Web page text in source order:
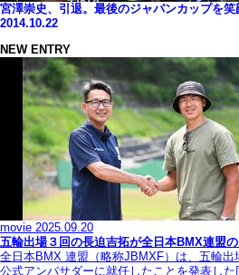
宮澤崇史、引退。最後のジャパンカップを
2014.10.22
NEW ENTRY
movie 2025.09.20
五輪出場３回の長迫吉拓が全日本BMX連盟
全日本BMX 連盟（略称JBMXF）は、五輪
公式アンバサダーに就任したことを発表した